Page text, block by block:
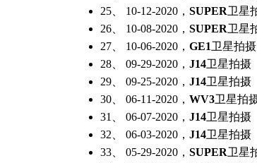
25、 10-12-2020， SUPER卫星
26、 10-08-2020， SUPER卫星
27、 10-06-2020， GE1卫星拍摄
28、 09-29-2020， J14卫星拍摄
29、 09-25-2020， J14卫星拍摄
30、 06-11-2020， WV3卫星拍
31、 06-07-2020， J14卫星拍摄
32、 06-03-2020， J14卫星拍摄
33、 05-29-2020， SUPER卫星